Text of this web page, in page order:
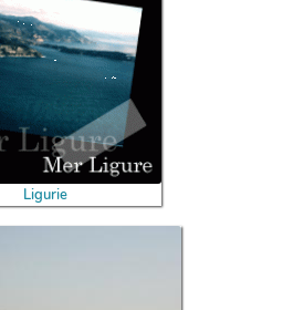
Ligurie